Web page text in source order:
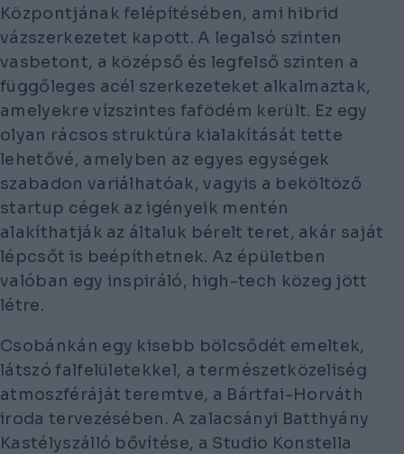
Központjának felépítésében, ami hibrid
vázszerkezetet kapott. A legalsó szinten
vasbetont, a középső és legfelső szinten a
függőleges acél szerkezeteket alkalmaztak,
amelyekre vízszintes fafödém került. Ez egy
olyan rácsos struktúra kialakítását tette
lehetővé, amelyben az egyes egységek
szabadon variálhatóak, vagyis a beköltöző
startup cégek az igényeik mentén
alakíthatják az általuk bérelt teret, akár saját
lépcsőt is beépíthetnek. Az épületben
valóban egy inspiráló, high-tech közeg jött
létre.
Csobánkán egy kisebb bölcsődét emeltek,
látszó falfelületekkel, a természetközeliség
atmoszféráját teremtve, a Bártfai-Horváth
iroda tervezésében. A zalacsányi Batthyány
Kastélyszálló bővítése, a Studio Konstella